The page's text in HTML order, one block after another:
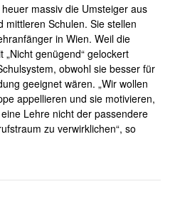
massiv die Umsteiger aus
Schulen. Sie stellen
in Wien. Weil die
genügend“ gelockert
obwohl sie besser für
geeignet wären. „Wir wollen
appellieren und sie motivieren,
Lehre nicht der passendere
zu verwirklichen“, so